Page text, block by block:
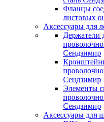
Фланцы
листовых
Аксессуары для
Держатели
Сендзимир
Сендзимир
Элементы
Сендзимир
Аксессуары для